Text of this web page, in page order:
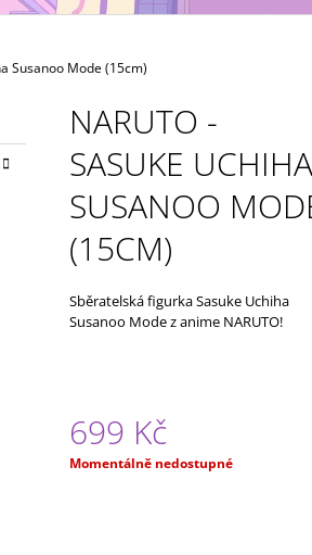
Susanoo Mode (15cm)
NARUTO -
SASUKE UCHIHA
SUSANOO
(15CM)
Sběratelská figurka Sasuke Uchiha
Susanoo Mode z anime NARUTO!
699 Kč
Měrná
Momentálně nedostupné